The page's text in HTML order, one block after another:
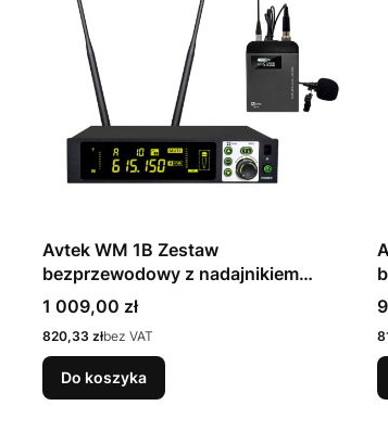
Avtek WM 1B Zestaw
bezprzewodowy z nadajnikiem
bodypack
Cena
1 009,00 zł
Cena
820,33 złbez VAT
Do koszyka